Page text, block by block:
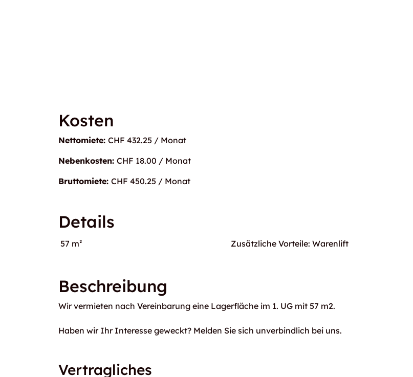
Kosten
Nettomiete: CHF 432.25 / Monat
Nebenkosten: CHF 18.00 / Monat
Bruttomiete: CHF 450.25 / Monat
Details
57 m² Zusätzliche Vorteile: Warenlift
Beschreibung
Wir vermieten nach Vereinbarung eine Lagerfläche im 1. UG mit 57 m2.
Haben wir Ihr Interesse geweckt? Melden Sie sich unverbindlich bei uns.
Vertragliches